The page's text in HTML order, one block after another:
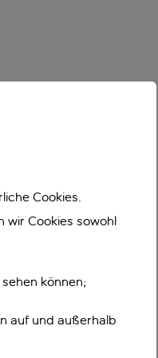
Cookies.
wir Cookies sowohl
können;
auf und außerhalb